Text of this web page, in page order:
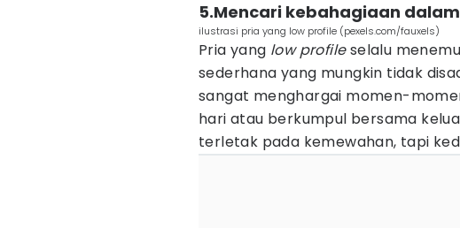
5.Mencari kebahagiaan
ilustrasi pria yang low profile (pexels.com/fauxels)
Pria yang low profileselalu
sederhana yang mungkin tidak
sangat menghargai momen-
hari atau berkumpul bersama
terletak pada kemewahan, tapi